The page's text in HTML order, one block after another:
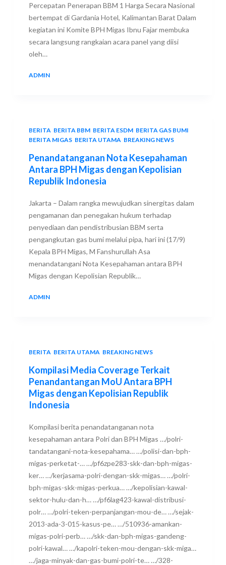
Percepatan Penerapan BBM 1 Harga Secara Nasional
bertempat di Gardania Hotel, Kalimantan Barat Dalam
kegiatan ini Komite BPH Migas Ibnu Fajar membuka
secara langsung rangkaian acara panel yang diisi
oleh…
ADMIN
BERITA BERITA BBM, BERITA ESDM, BERITA GAS BUMI
BERITA MIGAS, BERITA UTAMA BREAKING NEWS
Penandatanganan Nota Kesepahaman
Antara BPH Migas dengan Kepolisian
Republik Indonesia
Jakarta – Dalam rangka mewujudkan sinergitas dalam
pengamanan dan penegakan hukum terhadap
penyediaan dan pendistribusian BBM serta
pengangkutan gas bumi melalui pipa, hari ini (17/9)
Kepala BPH Migas, M Fanshurullah Asa
menandatangani Nota Kesepahaman antara BPH
Migas dengan Kepolisian Republik…
ADMIN
BERITA BERITA UTAMA BREAKING NEWS
Kompilasi Media Coverage Terkait
Penandantangan MoU Antara BPH
Migas dengan Kepolisian Republik
Indonesia
Kompilasi berita penandatanganan nota
kesepahaman antara Polri dan BPH Migas …/polri-
tandatangani-nota-kesepahama… …/polisi-dan-bph-
migas-perketat-… …/pf6zpe283-skk-dan-bph-migas-
ker… …/kerjasama-polri-dengan-skk-migas… …/polri-
bph-migas-skk-migas-perkua… …/kepolisian-kawal-
sektor-hulu-dan-h… …/pf6lag423-kawal-distribusi-
polr… …/polri-teken-perpanjangan-mou-de… …/sejak-
2013-ada-3-015-kasus-pe… …/510936-amankan-
migas-polri-perb… …/skk-dan-bph-migas-gandeng-
polri-kawal… …/kapolri-teken-mou-dengan-skk-miga…
…/jaga-minyak-dan-gas-bumi-polri-te… …/328-